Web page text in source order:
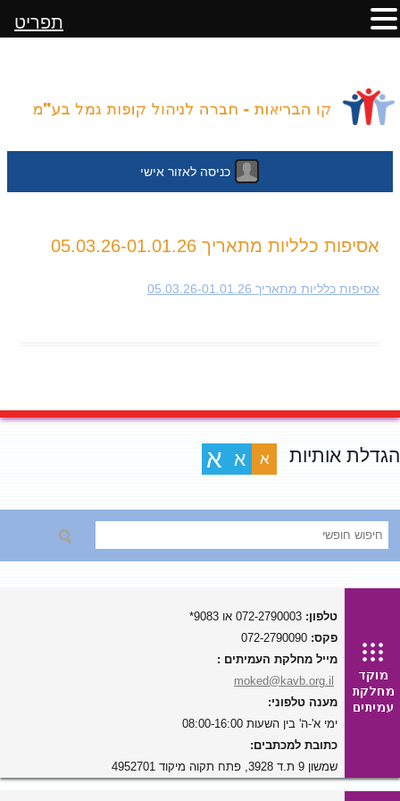
כניסה לאזור אישי
לתוכן אסיפות כלליות מתאריך 05.03.26-01.01.26
אסיפות כלליות מתאריך 05.03.26-01.01.26
הגדלת אותיות א א א
טלפון:
פקס:
מייל מחלקת העמיתים :
moked@kavb.org.il
מענה טלפוני:
ימי א'-ה' בין השעות 08:00-16:00
כתובת למכתבים:
שמשון 9 ת.ד 3928, פתח תקוה מיקוד 4952701
תפריט